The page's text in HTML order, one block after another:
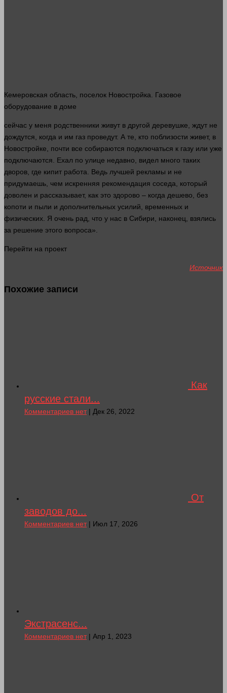
Кемеровская область, поселок Новостройка. Газовое
оборудование в доме
сейчас у меня родственники живут в другой деревушке, ждут не
дождутся, когда и им газ проведут. А те, кто поблизости живет, в
Новостройке, почти все собираются подключаться к газу или уже
подключаются. Ехал по улице недавно, видел много таких
дворов, где кипит работа. Ведь лучшей рекламы и не
придумаешь, чем искренняя рекомендация соседа, который
доволен и рассказывает, как это здорово – когда дешево, без
копоти и пыли и дополнительных усилий, временных и
физических. Я очень рад, что у нас в Сибири, наконец, взялись
за решение этого вопроса».
Перейти на проект
Источник
Похожие записи
Как
русские стали...
Комментариев нет| Дек 26, 2022
От
заводов до...
Комментариев нет| Июл 17, 2026
Экстрасенс...
Комментариев нет| Апр 1, 2023